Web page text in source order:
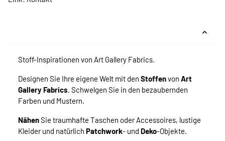
Stoff-Inspirationen von Art Gallery Fabrics.
Designen Sie Ihre eigene Welt mit den Stoffenvon Art
Gallery Fabrics. Schwelgen Sie in den bezaubernden
Farben und Mustern.
NähenSie traumhafte Taschen oder Accessoires, lustige
Kleider und natürlich Patchwork- und Deko-Objekte.